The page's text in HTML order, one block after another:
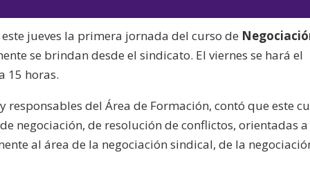
audio
teclas
de
flecha
aumentar
o
disminuir
jueves la primera jornada del curso de
se brindan desde el sindicato. El viernes se hará el
15 horas.
responsables del Área de Formación, contó que este
negociación, de resolución de conflictos, orientadas a
al área de la negociación sindical, de la